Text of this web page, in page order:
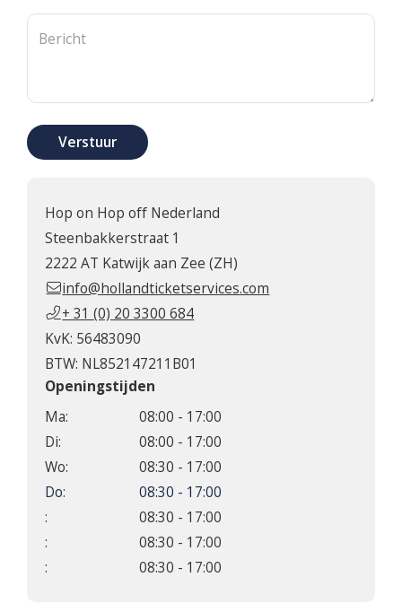
Bericht
Verstuur
Hop on Hop off Nederland
Steenbakkerstraat 1
2222 AT Katwijk aan Zee (ZH)
info@hollandticketservices.com
+ 31 (0) 20 3300 684
KvK: 56483090
BTW: NL852147211B01
Openingstijden
Ma:
08:00 - 17:00
Di:
08:00 - 17:00
Wo:
08:30 - 17:00
Do:
08:30 - 17:00
:
08:30 - 17:00
:
08:30 - 17:00
:
08:30 - 17:00